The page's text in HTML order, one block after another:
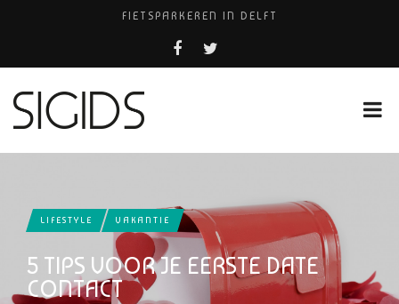
FIETSPARKEREN IN DELFT
PIZZERIA POMPEÏ ￼
COCKTAILS ON THE SPOT!
LIFESTYLE VAKANTIE
5 TIPS VOOR JE EERSTE DATE
CONTACT